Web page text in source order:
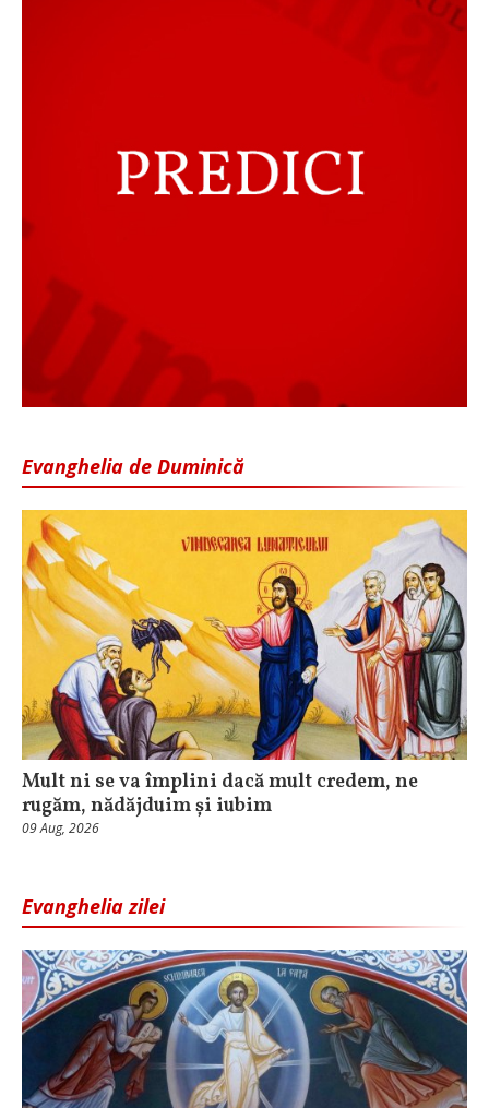
Evanghelia de Duminică
Mult ni se va împlini dacă mult credem, ne
rugăm, nădăjduim și iubim
09 Aug, 2026
Evanghelia zilei